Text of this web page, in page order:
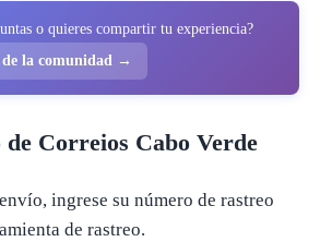
o quieres compartir tu experiencia?
de la comunidad →
de Correios Cabo Verde
ingrese su número de rastreo
de rastreo.